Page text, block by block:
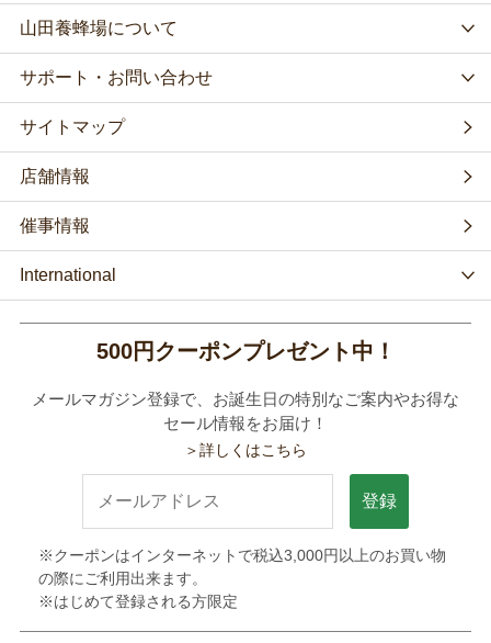
山田養蜂場について
サポート・お問い合わせ
サイトマップ
店舗情報
催事情報
International
500円クーポンプレゼント中！
メールマガジン登録で、お誕生日の特別なご案内やお得な
セール情報をお届け！
＞詳しくはこちら
登録
※クーポンはインターネットで税込3,000円以上のお買い物
の際にご利用出来ます。
※はじめて登録される方限定